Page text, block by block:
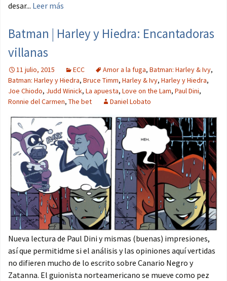
desar... Leer más
Batman | Harley y Hiedra: Encantadoras
villanas
11 julio, 2015 ECC Amor a la fuga, Batman: Harley & Ivy,
Batman: Harley y Hiedra, Bruce Timm, Harley & Ivy, Harley y Hiedra,
Joe Chiodo, Judd Winick, La apuesta, Love on the Lam, Paul Dini,
Ronnie del Carmen, The bet Daniel Lobato
Nueva lectura de Paul Dini y mismas (buenas) impresiones,
así que permitidme si el análisis y las opiniones aquí vertidas
no difieren mucho de lo escrito sobre Canario Negro y
Zatanna. El guionista norteamericano se mueve como pez